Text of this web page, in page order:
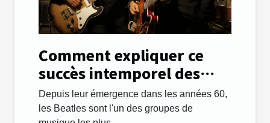
Comment expliquer ce
succès intemporel des
Beatles ?
Depuis leur émergence dans les années 60,
les Beatles sont l'un des groupes de